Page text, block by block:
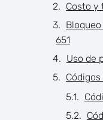
Costo y
651
Uso de